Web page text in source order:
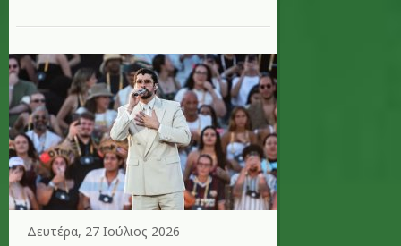
Δευτέρα, 27 Ιούλιος 2026